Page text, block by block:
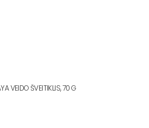
VEIDO ŠVEITIKLIS, 70 G